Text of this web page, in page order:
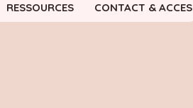
RESSOURCES CONTACT & ACCES